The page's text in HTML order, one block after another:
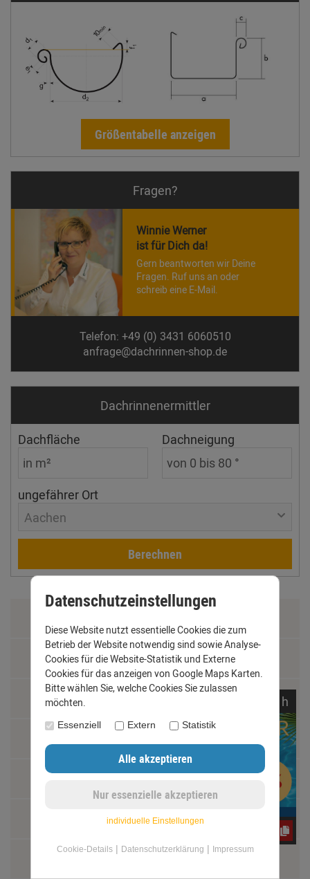
Größentabelle anzeigen
Fragen?
Winnie Werner
ist für Dich da!
Gern beantworten wir Deine
Fragen. Ruf uns an oder
schreib eine E-Mail.
Telefon: +49 (0) 3431 6060510
anfrage@dachrinnen-shop.de
Dachrinnen­ermittler
Dachfläche Dachneigung
ungefährer Ort
Aachen
Berechnen
Datenschutz
Kontakt
Widerrufsrecht
Schäden und Reklamationen
h
Datenschutzeinstellungen
Diese Website nutzt essentielle Cookies die zum
Betrieb der Website notwendig sind sowie Analyse-
Cookies für die Website-Statistik und Externe
Cookies für das anzeigen von Google Maps Karten.
Bitte wählen Sie, welche Cookies Sie zulassen
möchten.
Essenziell Extern Statistik
individuelle Einstellungen
Cookie-Details| Datenschutzerklärung | Impressum